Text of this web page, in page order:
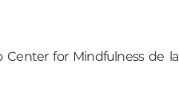
Center for Mindfulness de la